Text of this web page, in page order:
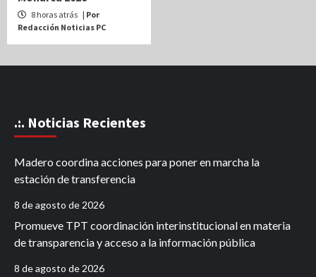
8 horas atrás | Por
Redacción Noticias PC
.:. Noticias Recientes
Madero coordina acciones para poner en marcha la
estación de transferencia
8 de agosto de 2026
Promueve TPT coordinación interinstitucional en materia
de transparencia y acceso a la información pública
8 de agosto de 2026